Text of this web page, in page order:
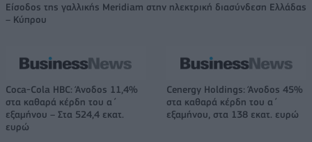
Είσοδος της γαλλικής Meridiam στην ηλεκτρική διασύνδεση Ελλάδας
– Κύπρου
Coca-Cola HBC: Άνοδος 11,4%
στα καθαρά κέρδη του α΄
εξαμήνου – Στα 524,4 εκατ.
ευρώ
Cenergy Holdings: Άνοδος 45%
στα καθαρά κέρδη του α΄
εξαμήνου, στα 138 εκατ. ευρώ